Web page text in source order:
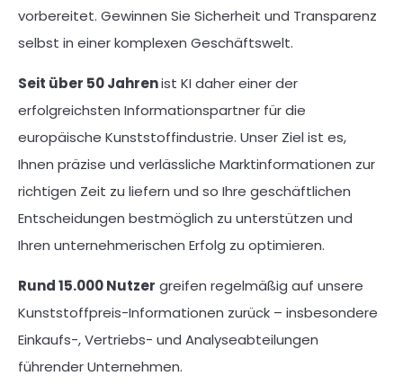
vorbereitet. Gewinnen Sie Sicherheit und Transparenz
selbst in einer komplexen Geschäftswelt.
Seit über 50 Jahrenist KI daher einer der
erfolgreichsten Informationspartner für die
europäische Kunststoffindustrie. Unser Ziel ist es,
Ihnen präzise und verlässliche Marktinformationen zur
richtigen Zeit zu liefern und so Ihre geschäftlichen
Entscheidungen bestmöglich zu unterstützen und
Ihren unternehmerischen Erfolg zu optimieren.
Rund 15.000 Nutzer greifen regelmäßig auf unsere
Kunststoffpreis-Informationen zurück – insbesondere
Einkaufs-, Vertriebs- und Analyseabteilungen
führender Unternehmen.